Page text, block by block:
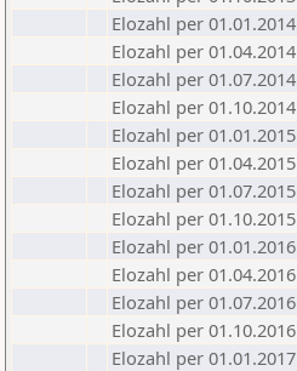
Elozahl per 01.01.2014
Elozahl per 01.04.2014
Elozahl per 01.07.2014
Elozahl per 01.10.2014
Elozahl per 01.01.2015
Elozahl per 01.04.2015
Elozahl per 01.07.2015
Elozahl per 01.10.2015
Elozahl per 01.01.2016
Elozahl per 01.04.2016
Elozahl per 01.07.2016
Elozahl per 01.10.2016
Elozahl per 01.01.2017